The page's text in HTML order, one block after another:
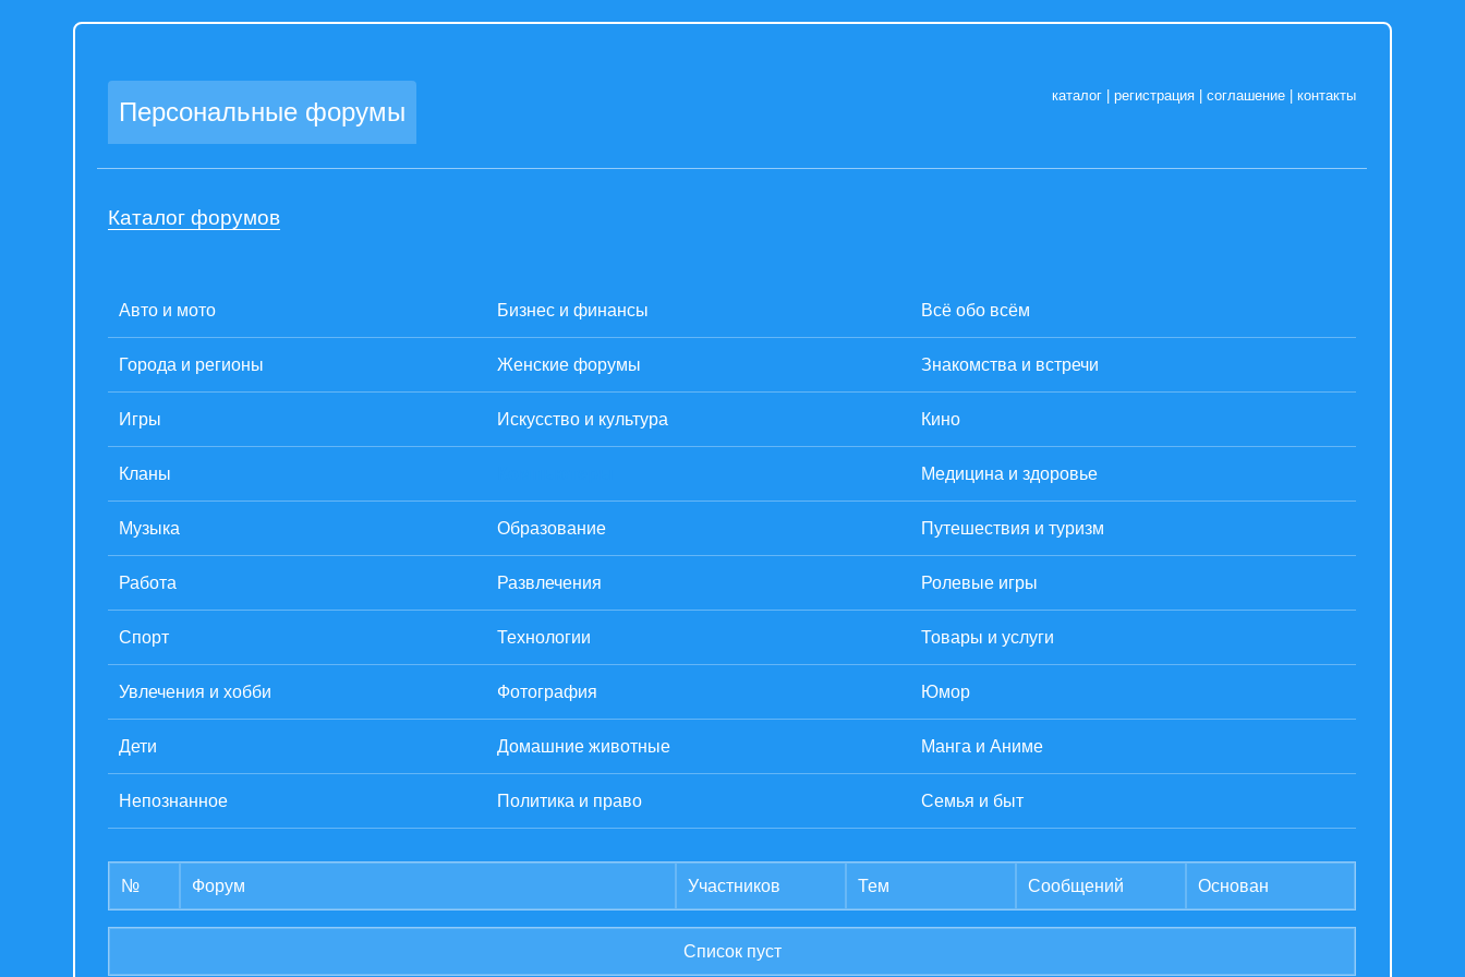
Персональные форумы
каталог |регистрация |соглашение |контакты
Каталог форумов
Авто и мото Бизнес и финансы Всё обо всём
Города и регионы Женские форумы Знакомства и встречи
Игры Искусство и культура Кино
Кланы Медицина и здоровье
Музыка Образование Путешествия и туризм
Работа Развлечения Ролевые игры
Спорт Технологии Товары и услуги
Увлечения и хобби Фотография Юмор
Дети Домашние животные Манга и Аниме
Непознанное Политика и право Семья и быт
№ Форум Участников Тем Сообщений Основан
Список пуст